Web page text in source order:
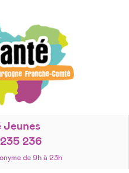
Jeunes
236
de 9h à 23h